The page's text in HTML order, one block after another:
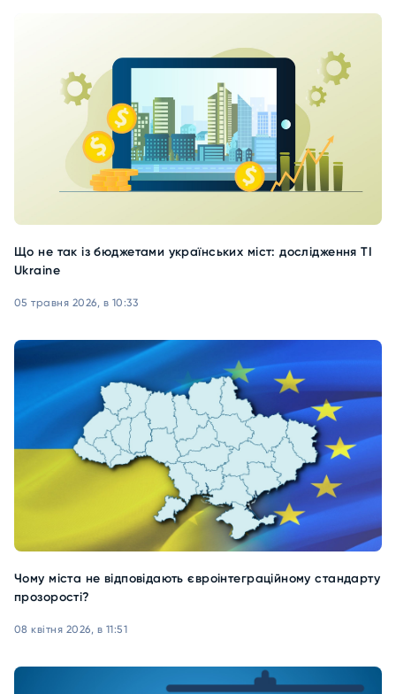
Що не так із бюджетами українських міст: дослідження TI
Ukraine
05 травня 2026, в 10:33
Чому міста не відповідають євроінтеграційному стандарту
прозорості?
08 квітня 2026, в 11:51